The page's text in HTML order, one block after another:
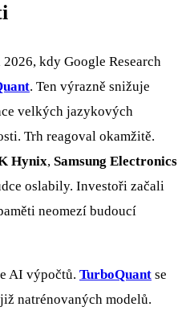
kdy Google Research
. Ten výrazně snižuje
velkých jazykových
Trh reagoval okamžitě.
Hynix, Samsung Electronics
oslabily. Investoři začali
neomezí budoucí
AI výpočtů. TurboQuant se
natrénovaných modelů.